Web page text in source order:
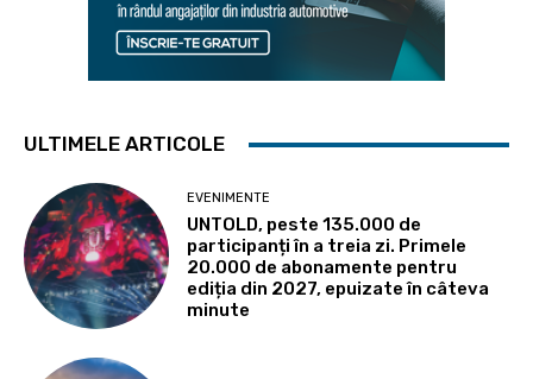
ULTIMELE ARTICOLE
EVENIMENTE
UNTOLD, peste 135.000 de
participanți în a treia zi. Primele
20.000 de abonamente pentru
ediția din 2027, epuizate în câteva
minute